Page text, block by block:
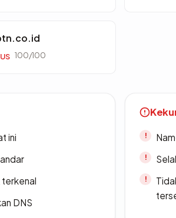
US 100/100
ini
terkenal
DNS